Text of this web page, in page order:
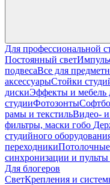
Для профессиональной
Постоянный свет
подвесаВсе для
аксессуарыСтойки
дискиЭффекты и мебель
студииФотозонты
рамы и текстильВидео- и
фильтры, маски гобо
студийного
переходники
синхронизации и
Для блогеров
СветКрепления и